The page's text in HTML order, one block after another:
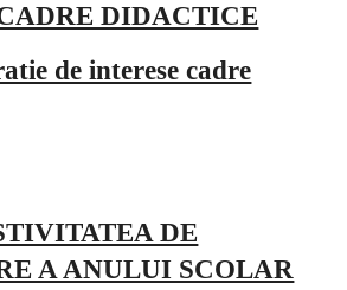
DIDACTICE
de interese cadre
DE
A ANULUI SCOLAR